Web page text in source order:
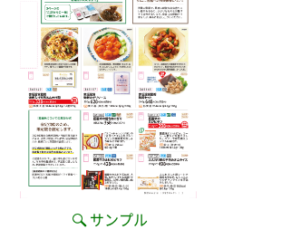
サンプル